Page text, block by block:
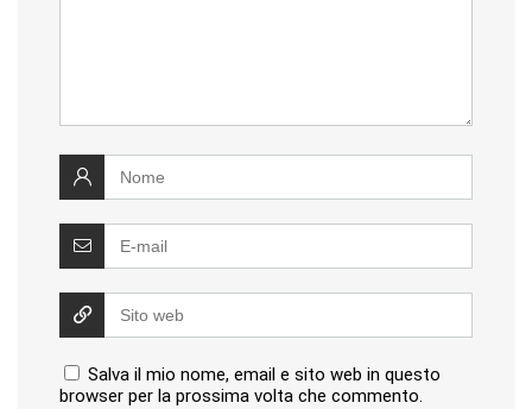
Salva il mio nome, email e sito web in questo
browser per la prossima volta che commento.